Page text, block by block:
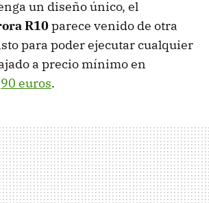
un diseño único, el
R10parece venido de otra
para poder ejecutar cualquier
a precio mínimo en
euros.